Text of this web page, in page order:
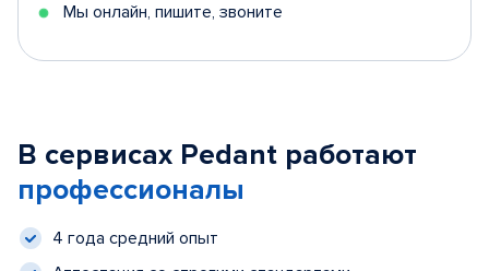
Мы онлайн, пишите, звоните
В сервисах Pedant работают
профессионалы
4 года средний опыт